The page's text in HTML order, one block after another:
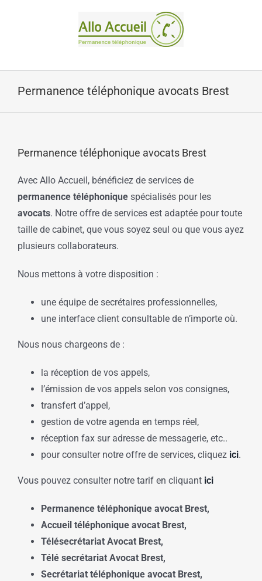
Permanence téléphonique avocats Brest
Permanence téléphonique avocats Brest
Avec Allo Accueil, bénéficiez de services de
permanence téléphonique spécialisés pour les
avocats. Notre offre de services est adaptée pour toute
taille de cabinet, que vous soyez seul ou que vous ayez
plusieurs collaborateurs.
Nous mettons à votre disposition :
une équipe de secrétaires professionnelles,
une interface client consultable de n’importe où.
Nous nous chargeons de :
la réception de vos appels,
l’émission de vos appels selon vos consignes,
transfert d’appel,
gestion de votre agenda en temps réel,
réception fax sur adresse de messagerie, etc..
pour consulter notre offre de services, cliquez ici.
Vous pouvez consulter notre tarif en cliquant ici
Permanence téléphonique avocat Brest,
Accueil téléphonique avocat Brest,
Télésecrétariat Avocat Brest,
Télé secrétariat Avocat Brest,
Secrétariat téléphonique avocat Brest,